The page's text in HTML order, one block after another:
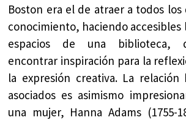
Boston era el de atraer a todos los
conocimiento, haciendo accesibles
espacios de una biblioteca,
encontrar inspiración para la
la expresión creativa. La relación
asociados es asimismo
una mujer, Hanna Adams (1755-